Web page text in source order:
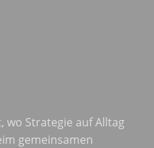
wo Strategie auf Alltag
gemeinsamen